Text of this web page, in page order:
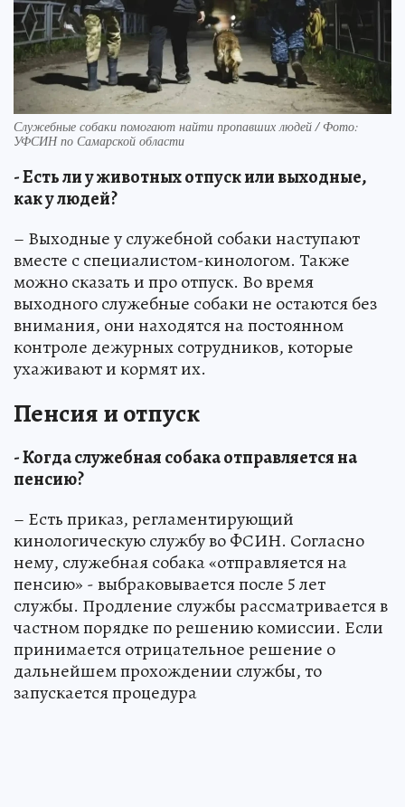
Служебные собаки помогают найти пропавших людей / Фото:
УФСИН по Самарской области
- Есть ли у животных отпуск или выходные,
как у людей?
– Выходные у служебной собаки наступают
вместе с специалистом-кинологом. Также
можно сказать и про отпуск. Во время
выходного служебные собаки не остаются без
внимания, они находятся на постоянном
контроле дежурных сотрудников, которые
ухаживают и кормят их.
Пенсия и отпуск
- Когда служебная собака отправляется на
пенсию?
– Есть приказ, регламентирующий
кинологическую службу во ФСИН. Согласно
нему, служебная собака «отправляется на
пенсию» - выбраковывается после 5 лет
службы. Продление службы рассматривается в
частном порядке по решению комиссии. Если
принимается отрицательное решение о
дальнейшем прохождении службы, то
запускается процедура